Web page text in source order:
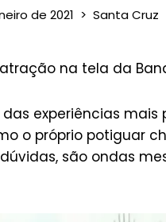
de 2021 Santa Cruz
na tela da
experiências
o próprio
são ondas